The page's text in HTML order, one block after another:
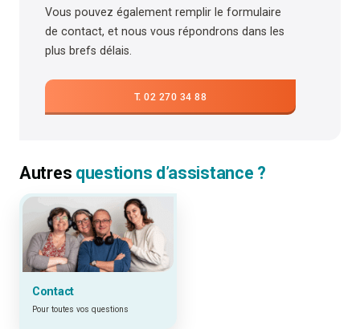
Vous pouvez également remplir le formulaire
de contact, et nous vous répondrons dans les
plus brefs délais.
T. 02 270 34 88
Autres questions d’assistance ?
Contact
Pour toutes vos questions